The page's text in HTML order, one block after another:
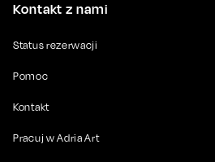
Kontakt z nami
Status rezerwacji
Pomoc
Kontakt
Pracuj w Adria Art